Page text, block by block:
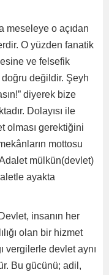
meseleye o açıdan
O yüzden fanatik
ve felsefik
değildir. Şeyh
diyerek bize
Dolayısı ile
olması gerektiğini
mottosu
mülkün(devlet)
ayakta
insanın her
olan bir hizmet
vergilerle devlet aynı
Bu gücünü; adil,